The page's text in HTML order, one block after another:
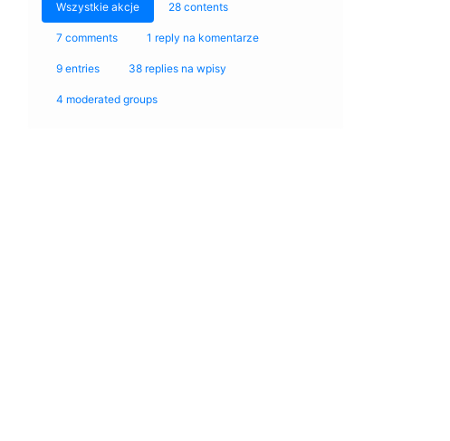
Wszystkie akcje 28 contents
7 comments 1 reply na komentarze
9 entries 38 replies na wpisy
4 moderated groups